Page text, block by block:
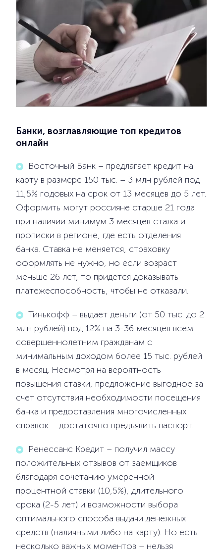
Банки, возглавляющие топ кредитов
онлайн
Восточный Банк – предлагает кредит на
карту в размере 150 тыс. – 3 млн рублей под
11,5% годовых на срок от 13 месяцев до 5 лет.
Оформить могут россияне старше 21 года
при наличии минимум 3 месяцев стажа и
прописки в регионе, где есть отделения
банка. Ставка не меняется, страховку
оформлять не нужно, но если возраст
меньше 26 лет, то придется доказывать
платежеспособность, чтобы не отказали.
Тинькофф – выдает деньги (от 50 тыс. до 2
млн рублей) под 12% на 3-36 месяцев всем
совершеннолетним гражданам с
минимальным доходом более 15 тыс. рублей
в месяц. Несмотря на вероятность
повышения ставки, предложение выгодное за
счет отсутствия необходимости посещения
банка и предоставления многочисленных
справок – достаточно предъявить паспорт.
Ренессанс Кредит – получил массу
положительных отзывов от заемщиков
благодаря сочетанию умеренной
процентной ставки (10,5%), длительного
срока (2-5 лет) и возможности выбора
оптимального способа выдачи денежных
средств (наличными либо на карту). Но есть
несколько важных моментов – нельзя